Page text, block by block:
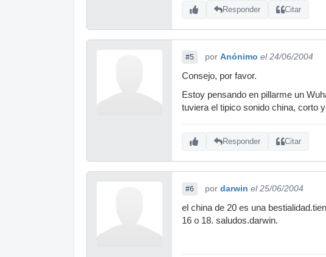
Responder Citar
#5 por Anónimo el 24/06/2004
Consejo, por favor.
Estoy pensando en pillarme un
tuviera el tipico sonido china, corto
Responder Citar
#6 por darwin el 25/06/2004
el china de 20 es una
16 o 18. saludos.darwin.